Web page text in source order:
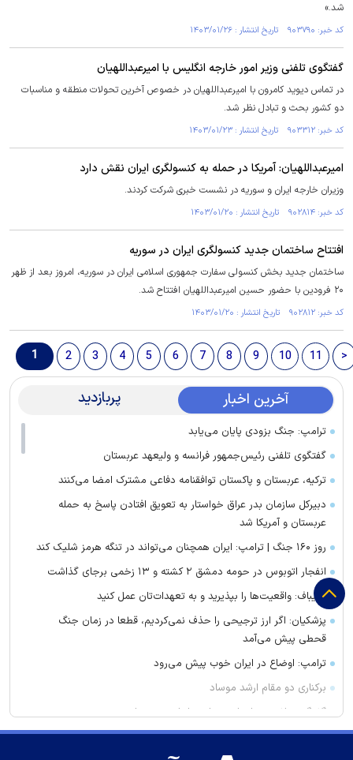
شد.»
کد خبر: ۹۰۳۷۹۰ تاریخ انتشار : ۱۴۰۳/۰۱/۲۶
گفتگوی تلفنی وزیر امور خارجه انگلیس با امیرعبداللهیان
در تماس دیوید کامرون با امیرعبداللهیان در خصوص آخرین تحولات منطقه و مناسبات
دو کشور بحث و تبادل نظر شد.
کد خبر: ۹۰۳۳۱۲ تاریخ انتشار : ۱۴۰۳/۰۱/۲۳
امیرعبداللهیان: آمریکا در حمله به کنسولگری ایران نقش دارد
وزیران خارجه ایران و سوریه در نشست خبری شرکت کردند.
کد خبر: ۹۰۲۸۱۴ تاریخ انتشار : ۱۴۰۳/۰۱/۲۰
افتتاح ساختمان جدید کنسولگری ایران در سوریه
ساختمان جدید بخش کنسولی سفارت جمهوری اسلامی ایران در سوریه، امروز بعد از ظهر
۲۰ فرودین با حضور حسین امیرعبداللهیان افتتاح شد.
کد خبر: ۹۰۲۸۱۲ تاریخ انتشار : ۱۴۰۳/۰۱/۲۰
1 2 3 4 5 6 7 8 9 10 11 >
آخرین اخبار پربازدید
ترامپ: جنگ بزودی پایان می‌یابد
گفتگوی تلفنی رئیس‌جمهور فرانسه و ولیعهد عربستان
ترکیه، عربستان و پاکستان توافقنامه دفاعی مشترک امضا می‌کنند
دبیرکل سازمان بدر عراق خواستار به تعویق افتادن پاسخ به حمله
عربستان و آمریکا شد
روز ۱۶۰ جنگ | ترامپ: ایران همچنان می‌تواند در تنگه هرمز شلیک کند
انفجار اتوبوس در حومه دمشق ۲ کشته و ۱۳ زخمی برجای گذاشت
قالیباف: واقعیت‌ها را بپذیرید و به تعهدات‌تان عمل کنید
پزشکیان: اگر ارز ترجیحی را حذف نمی‌کردیم، قطعا در زمان جنگ
قحطی پیش می‌آمد
ترامپ: اوضاع در ایران خوب پیش می‌رود
برکناری دو مقام ارشد موساد
گفتگوی تلفنی وزرای امور خارجه ایران و موریتانی
دید افقی در زابل به ۲۵۰۰ متر کاهش یافت